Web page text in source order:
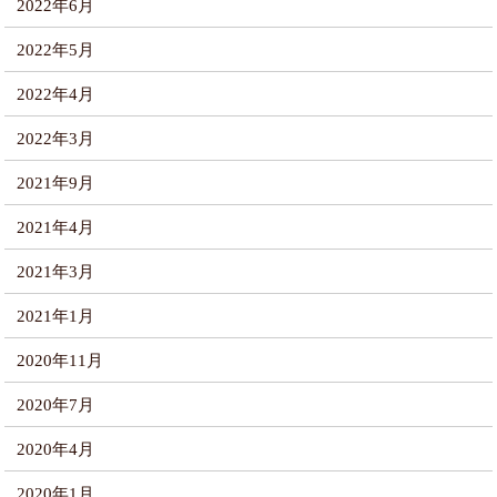
2022年6月
2022年5月
2022年4月
2022年3月
2021年9月
2021年4月
2021年3月
2021年1月
2020年11月
2020年7月
2020年4月
2020年1月